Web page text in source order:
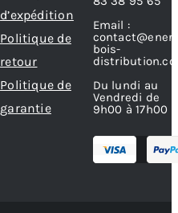
d’expédition
Politique de
retour
Politique de
garantie
Email :
bois-
Du lundi au
Vendredi de
9h00 à 17h00